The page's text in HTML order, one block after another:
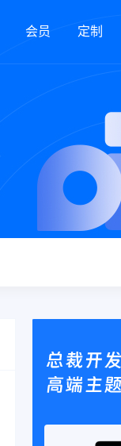
会员 定制